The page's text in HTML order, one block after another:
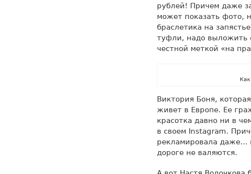
рублей! Причем даже
может показать фото,
браслетика на
туфли, надо выложить
честной меткой «на
Виктория Боня,
живет в Европе. Ее
красотка давно ни в
в своем Instagram.
рекламировала даже…
дороге не валяются.